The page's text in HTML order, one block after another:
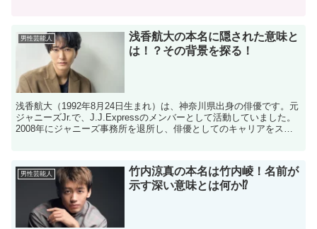
男性芸能人
浅香航大の本名に隠された意味と
は！？その背景を探る！
浅香航大（1992年8月24日生まれ）は、神奈川県出身の俳優です。元
ジャニーズJr.で、J.J.Expressのメンバーとして活動していました。
2008年にジャニーズ事務所を退所し、俳優としてのキャリアをスタ
男性芸能人
竹内涼真の本名は竹内崚！名前が
示す深い意味とは何か⁉